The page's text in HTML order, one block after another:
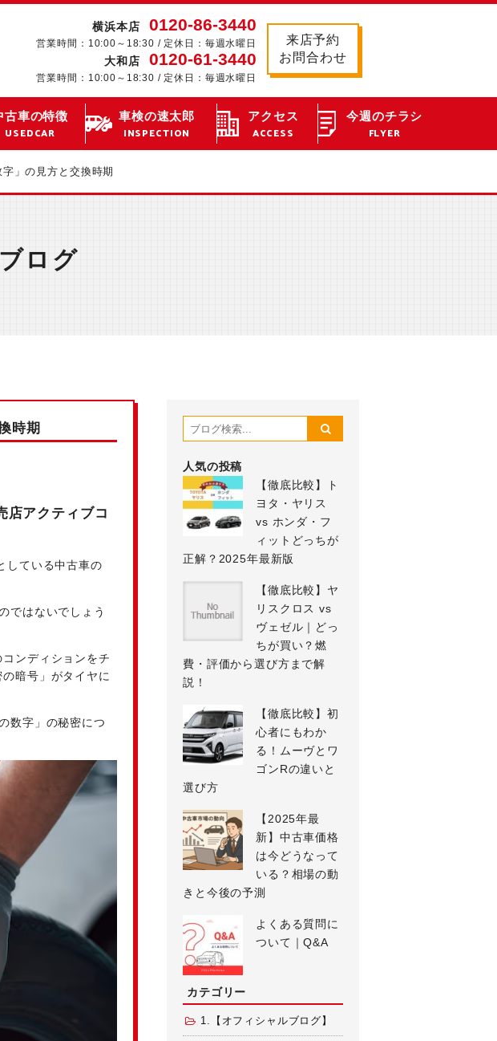
横浜本店 0120-86-3440
営業時間：10:00～18:30 / 定休日：毎週水曜日
大和店 0120-61-3440
営業時間：10:00～18:30 / 定休日：毎週水曜日
来店予約
お問合わせ
古車の特徴
USEDCAR
車検の速太郎
INSPECTION
アクセス
ACCESS
今週のチラシ
FLYER
」の見方と交換時期
ログ
時期
店アクティブコ
している中古車の
ではないでしょう
ンディションをチ
暗号」がタイヤに
数字」の秘密につ
人気の投稿
【徹底比較】ト
ヨタ・ヤリス
vs ホンダ・フ
ィットどっちが
正解？2025年最新版
【徹底比較】ヤ
リスクロス vs
ヴェゼル｜どっ
ちが買い？燃
費・評価から選び方まで解
説！
【徹底比較】初
心者にもわか
る！ムーヴとワ
ゴンRの違いと
選び方
【2025年最
新】中古車価格
は今どうなって
いる？相場の動
きと今後の予測
よくある質問に
ついて｜Q&A
カテゴリー
1.【オフィシャルブログ】